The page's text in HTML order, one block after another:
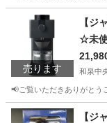
和泉市 和
売ります
【ジ
☆未
ー
市 泉
和泉中
📢ご覧いただきありがとう
大阪 和泉市 和
【ジ